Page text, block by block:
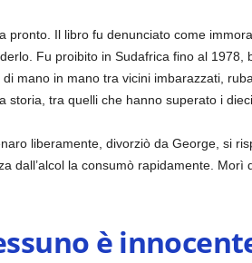
pronto. Il libro fu denunciato come
Fu proibito in Sudafrica fino al 1978,
mano in mano tra vicini imbarazzati,
tra quelli che hanno superato i
liberamente, divorziò da George, si
dall’alcol la consumò rapidamente.
è